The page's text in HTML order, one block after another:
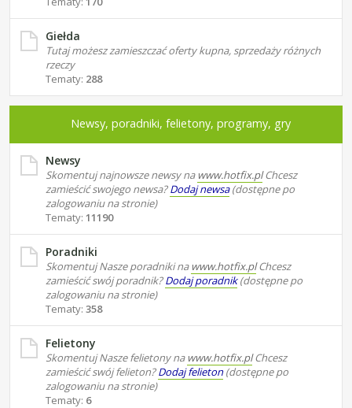
Giełda
Tutaj możesz zamieszczać oferty kupna, sprzedaży różnych
rzeczy
Tematy: 288
Newsy, poradniki, felietony, programy, gry
Newsy
Skomentuj najnowsze newsy na www.hotfix.plChcesz
zamieścić swojego newsa?Dodaj newsa(dostępne po
zalogowaniu na stronie)
Tematy: 11190
Poradniki
Skomentuj Nasze poradniki na www.hotfix.plChcesz
zamieścić swój poradnik?Dodaj poradnik(dostępne po
zalogowaniu na stronie)
Tematy: 358
Felietony
Skomentuj Nasze felietony na www.hotfix.plChcesz
zamieścić swój felieton?Dodaj felieton(dostępne po
zalogowaniu na stronie)
Tematy: 6